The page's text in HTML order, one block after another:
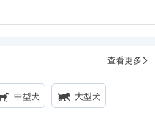
查看更多
中型犬 大型犬